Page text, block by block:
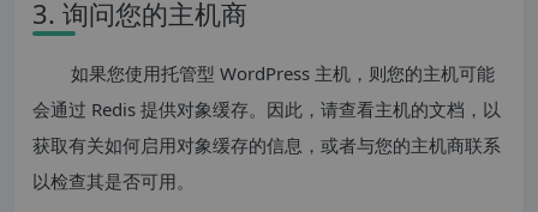
3. 询问您的主机商
如果您使用托管型 WordPress 主机，则您的主机可能
会通过 Redis 提供对象缓存。因此，请查看主机的文档，以
获取有关如何启用对象缓存的信息，或者与您的主机商联系
以检查其是否可用。